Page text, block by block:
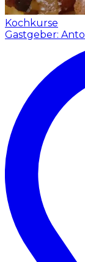
Kochkurse
Gastgeber: